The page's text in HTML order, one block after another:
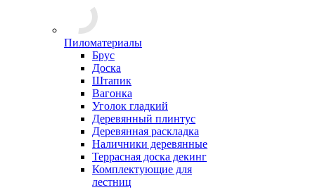
Пиломатериалы
Брус
Доска
Штапик
Вагонка
Уголок гладкий
Деревянный плинтус
Деревянная раскладка
Наличники деревянные
Террасная доска декинг
Комплектующие для
лестниц